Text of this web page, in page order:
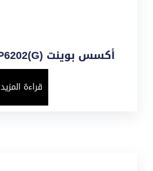
أكسس بوينت Reyee RG-RAP6202(G)
قراءة المزيد